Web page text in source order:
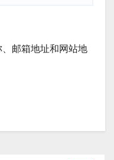
邮箱地址和网站地